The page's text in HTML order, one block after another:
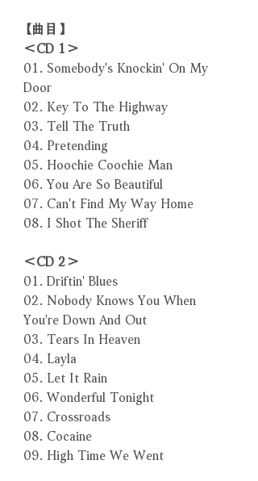
【曲目】
＜CD 1＞
01. Somebody's Knockin' On My
Door
02. Key To The Highway
03. Tell The Truth
04. Pretending
05. Hoochie Coochie Man
06. You Are So Beautiful
07. Can't Find My Way Home
08. I Shot The Sheriff
＜CD 2＞
01. Driftin' Blues
02. Nobody Knows You When
You're Down And Out
03. Tears In Heaven
04. Layla
05. Let It Rain
06. Wonderful Tonight
07. Crossroads
08. Cocaine
09. High Time We Went